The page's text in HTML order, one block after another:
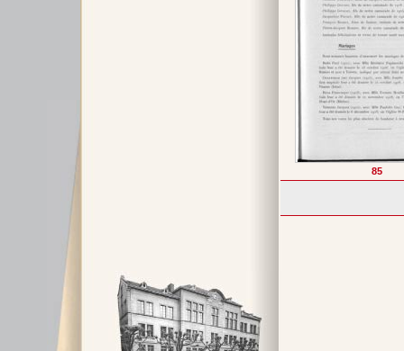
85